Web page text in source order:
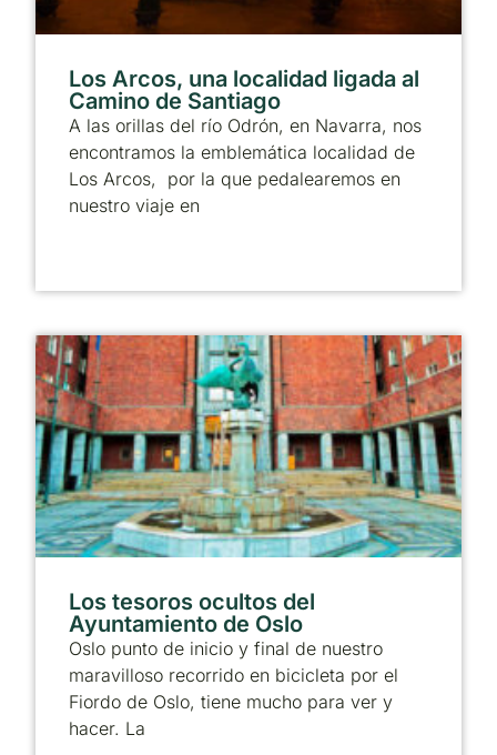
Los Arcos, una localidad ligada al
Camino de Santiago
A las orillas del río Odrón, en Navarra, nos
encontramos la emblemática localidad de
Los Arcos, por la que pedalearemos en
nuestro viaje en
Los tesoros ocultos del
Ayuntamiento de Oslo
Oslo punto de inicio y final de nuestro
maravilloso recorrido en bicicleta por el
Fiordo de Oslo, tiene mucho para ver y
hacer. La